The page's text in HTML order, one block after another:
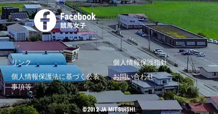
リンク
個人情報保護指針
個人情報保護法に基づく公表
事項等
お問い合わせ
©2012 JA MITSUISHI.